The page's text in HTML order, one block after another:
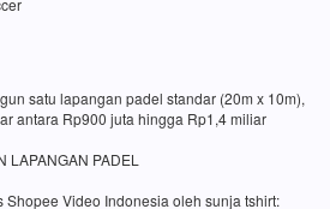
satu lapangan padel standar (20m x 10m),
antara Rp900 juta hingga Rp1,4 miliar
LAPANGAN PADEL
Shopee Video Indonesia oleh sunja tshirt: